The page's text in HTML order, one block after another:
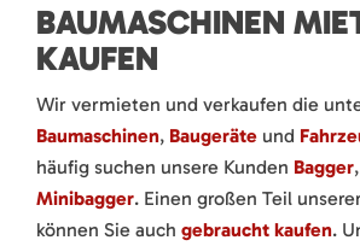
BAUMASCHINEN
KAUFEN
Wir vermieten und verkaufen die
Baumaschinen, Baugeräte und
häufig suchen unsere Kunden Bagger,
Minibagger. Einen großen Teil
können Sie auch gebraucht kaufen.